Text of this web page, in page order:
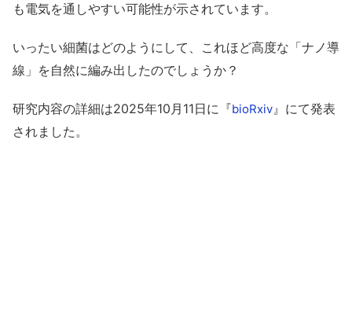
も電気を通しやすい可能性が示されています。
いったい細菌はどのようにして、これほど高度な「ナノ導
線」を自然に編み出したのでしょうか？
研究内容の詳細は2025年10月11日に『bioRxiv』にて発表
されました。